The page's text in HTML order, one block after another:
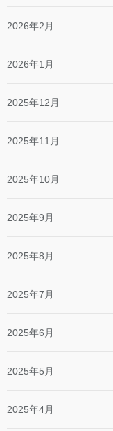
2026年2月
2026年1月
2025年12月
2025年11月
2025年10月
2025年9月
2025年8月
2025年7月
2025年6月
2025年5月
2025年4月